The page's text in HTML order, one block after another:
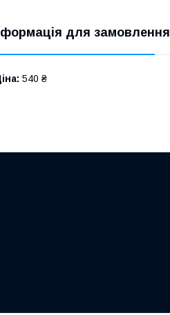
для замовлення
540 ₴